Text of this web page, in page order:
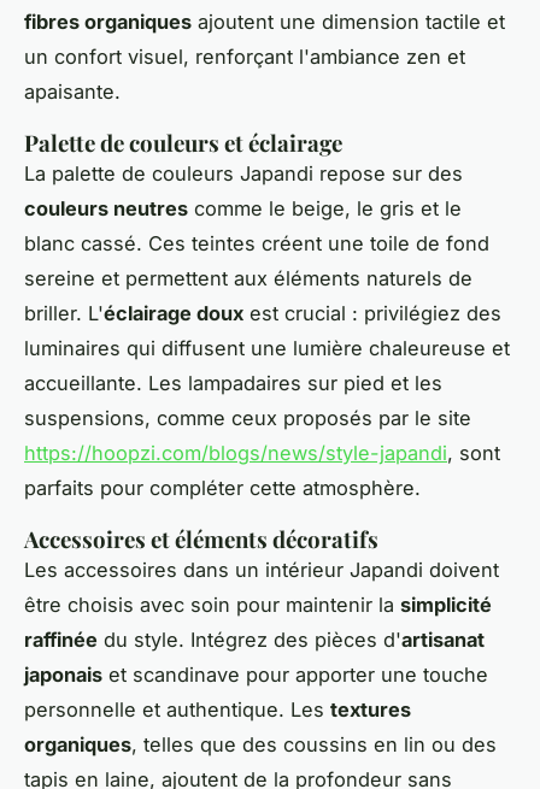
fibres organiques ajoutent une dimension tactile et
un confort visuel, renforçant l'ambiance zen et
apaisante.
Palette de couleurs et éclairage
La palette de couleurs Japandi repose sur des
couleurs neutres comme le beige, le gris et le
blanc cassé. Ces teintes créent une toile de fond
sereine et permettent aux éléments naturels de
briller. L'éclairage doux est crucial : privilégiez des
luminaires qui diffusent une lumière chaleureuse et
accueillante. Les lampadaires sur pied et les
suspensions, comme ceux proposés par le site
https://hoopzi.com/blogs/news/style-japandi, sont
parfaits pour compléter cette atmosphère.
Accessoires et éléments décoratifs
Les accessoires dans un intérieur Japandi doivent
être choisis avec soin pour maintenir la simplicité
raffinée du style. Intégrez des pièces d'artisanat
japonais et scandinave pour apporter une touche
personnelle et authentique. Les textures
organiques, telles que des coussins en lin ou des
tapis en laine, ajoutent de la profondeur sans